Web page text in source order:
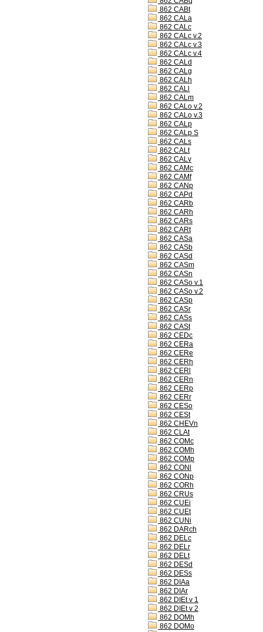
862 CABt
862 CALa
862 CALc
862 CALc v.2
862 CALc v.3
862 CALc v.4
862 CALd
862 CALg
862 CALh
862 CALl
862 CALm
862 CALo v.2
862 CALo v.3
862 CALp
862 CALp S
862 CALs
862 CALt
862 CALv
862 CAMc
862 CAMf
862 CANp
862 CAPd
862 CARb
862 CARh
862 CARs
862 CARt
862 CASa
862 CASb
862 CASd
862 CASm
862 CASn
862 CASo v.1
862 CASo v.2
862 CASp
862 CASr
862 CASs
862 CASt
862 CEDc
862 CERa
862 CERe
862 CERh
862 CERl
862 CERn
862 CERp
862 CERr
862 CESo
862 CESt
862 CHEVn
862 CLAt
862 COMc
862 COMh
862 COMp
862 CONl
862 CONp
862 CORh
862 CRUs
862 CUEi
862 CUEt
862 CUNi
862 DARch
862 DELc
862 DELr
862 DELt
862 DESd
862 DESs
862 DIAa
862 DIAr
862 DIEt v 1
862 DIEt v 2
862 DOMh
862 DOMo